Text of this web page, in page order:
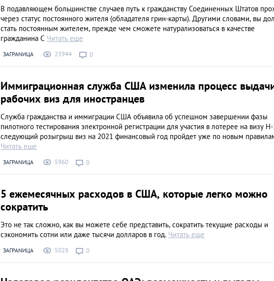
В подавляющем большинстве случаев путь к гражданству Соединенных Штатов
через статус постоянного жителя (обладателя грин-карты). Другими словами, вы
стать постоянным жителем, прежде чем сможете натурализоваться в качестве
гражданина С Читать еще
ЗАГРАNИЦА 23944 0
Иммиграционная служба США изменила процесс
рабочих виз для иностранцев
Служба гражданства и иммиграции США объявила об успешном завершении фазы
пилотного тестирования электронной регистрации для участия в лотерее на визу
следующий розыгрыш виз на 2021 финансовый год пройдет уже по новым
Читать еще
ЗАГРАNИЦА 5960 0
5 ежемесячных расходов в США, которые легко можно
сократить
Это не так сложно, как вы можете себе представить, сократить текущие расходы и
сэкономить сотни или даже тысячи долларов в год. Читать еще
ЗАГРАNИЦА 5028 0